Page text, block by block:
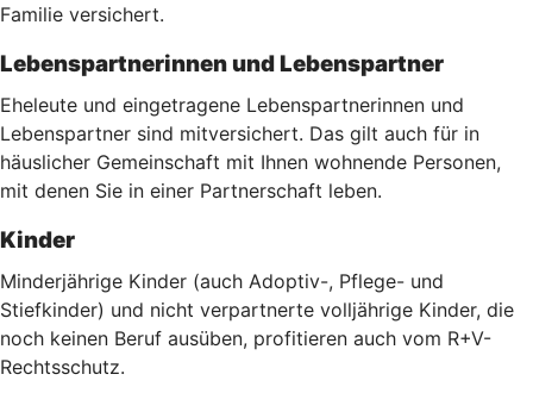
Familie versichert.
Lebenspartnerinnen und Lebenspartner
Eheleute und eingetragene Lebenspartnerinnen und
Lebenspartner sind mitversichert. Das gilt auch für in
häuslicher Gemeinschaft mit Ihnen wohnende Personen,
mit denen Sie in einer Partnerschaft leben.
Kinder
Minderjährige Kinder (auch Adoptiv-, Pflege- und
Stiefkinder) und nicht verpartnerte volljährige Kinder, die
noch keinen Beruf ausüben, profitieren auch vom R+V-
Rechtsschutz.